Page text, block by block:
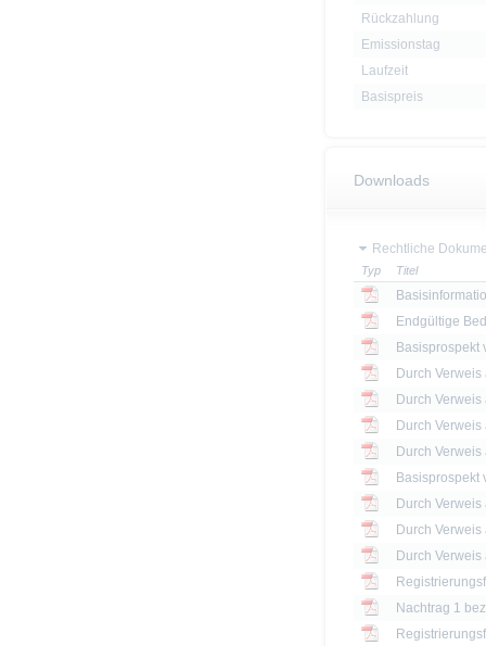
Rückzahlung
Emissionstag
Laufzeit
Basispreis
Downloads
Rechtliche
Typ Titel
Endgültige
Basisprospekt
Basisprospekt
Nachtrag 1